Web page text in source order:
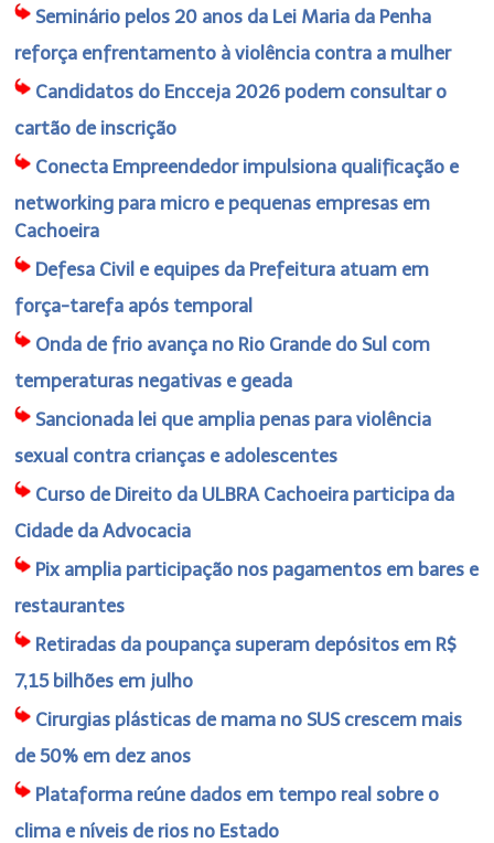
Seminário pelos 20 anos da Lei Maria da Penha
reforça enfrentamento à violência contra a mulher
Candidatos do Encceja 2026 podem consultar o
cartão de inscrição
Conecta Empreendedor impulsiona qualificação e
networking para micro e pequenas empresas em
Cachoeira
Defesa Civil e equipes da Prefeitura atuam em
força-tarefa após temporal
Onda de frio avança no Rio Grande do Sul com
temperaturas negativas e geada
Sancionada lei que amplia penas para violência
sexual contra crianças e adolescentes
Curso de Direito da ULBRA Cachoeira participa da
Cidade da Advocacia
Pix amplia participação nos pagamentos em bares e
restaurantes
Retiradas da poupança superam depósitos em R$
7,15 bilhões em julho
Cirurgias plásticas de mama no SUS crescem mais
de 50% em dez anos
Plataforma reúne dados em tempo real sobre o
clima e níveis de rios no Estado